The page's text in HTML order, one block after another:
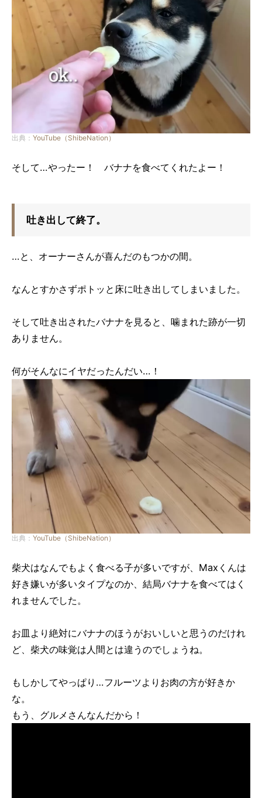
出典： YouTube（ShibeNation）
そして…やったー！ バナナを食べてくれたよー！
吐き出して終了。
…と、オーナーさんが喜んだのもつかの間。
なんとすかさずポトッと床に吐き出してしまいました。
そして吐き出されたバナナを見ると、噛まれた跡が一切
ありません。
何がそんなにイヤだったんだい…！
出典： YouTube（ShibeNation）
柴犬はなんでもよく食べる子が多いですが、Maxくんは
好き嫌いが多いタイプなのか、結局バナナを食べてはく
れませんでした。
お皿より絶対にバナナのほうがおいしいと思うのだけれ
ど、柴犬の味覚は人間とは違うのでしょうね。
もしかしてやっぱり…フルーツよりお肉の方が好きか
な。
もう、グルメさんなんだから！